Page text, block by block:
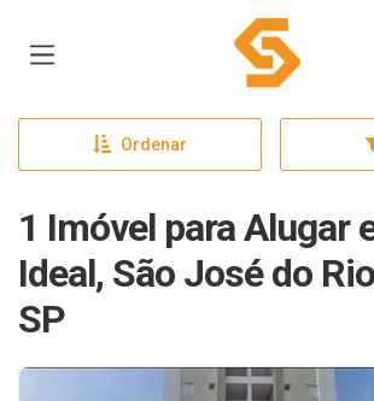
Página inicial
Ordenar
1 Imóvel para Alugar
Ideal, São José do
SP